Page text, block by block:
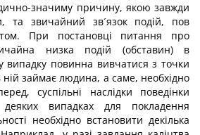
значиму причину, якою завжди
та звичайний зв´язок подій, пов
При постановці питання про
низка подій (обставин) в
випадку повинна вивчатися з точки
ній займає людина, а саме, необхідно
суспільні наслідки поведінки
випадках для покладення
необхідно встановити декілька